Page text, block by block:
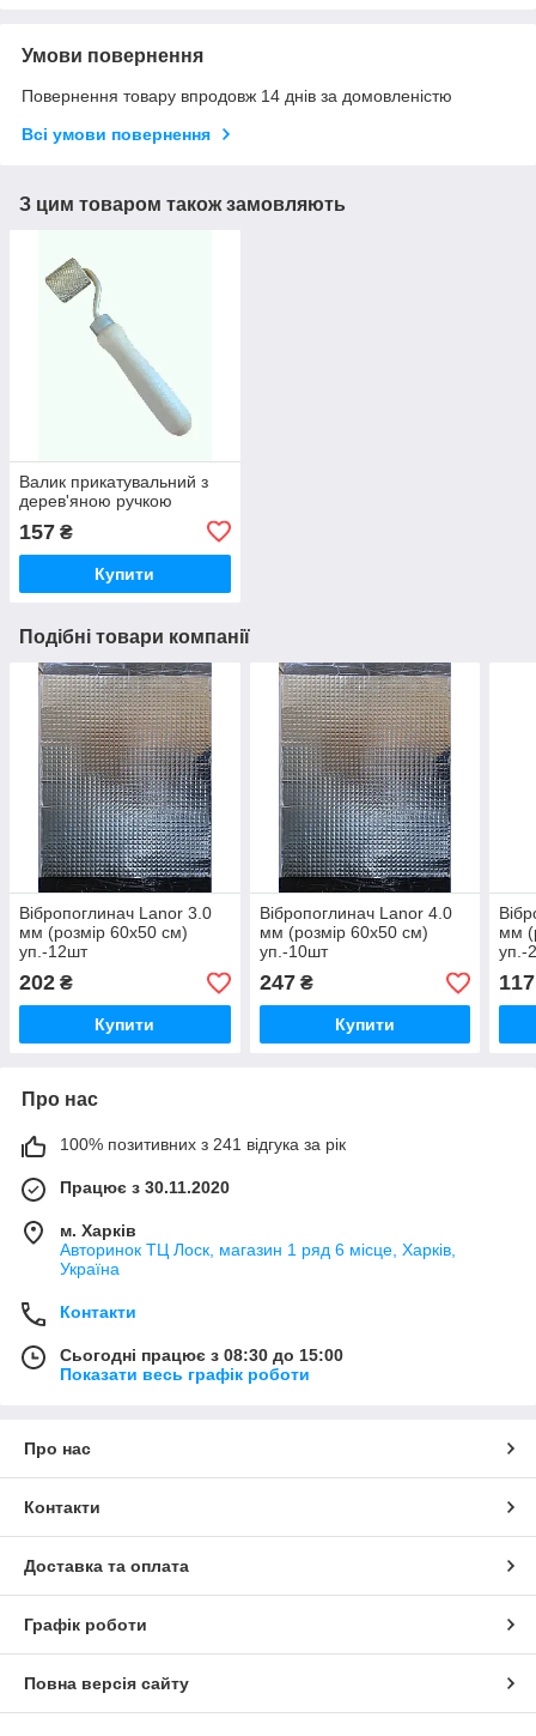
Умови повернення
Повернення товару впродовж 14 днів за домовленістю
Всі умови повернення
З цим товаром також замовляють
Валик прикатувальний з
дерев'яною ручкою
157 ₴
Купити
Подібні товари компанії
Вібропоглинач Lanor 3.0
мм (розмір 60х50 см)
уп.-12шт
202 ₴
Купити
Вібропоглинач Lanor 4.0
мм (розмір 60х50 см)
уп.-10шт
247₴
Купити
мм
уп.-
117
Про нас
100% позитивних з 241 відгука за рік
Працює з 30.11.2020
м. Харків
Авторинок ТЦ Лоск, магазин 1 ряд 6 місце, Харків,
Україна
Контакти
Сьогодні працює з 08:30 до 15:00
Показати весь графік роботи
Про нас
Контакти
Доставка та оплата
Графік роботи
Повна версія сайту